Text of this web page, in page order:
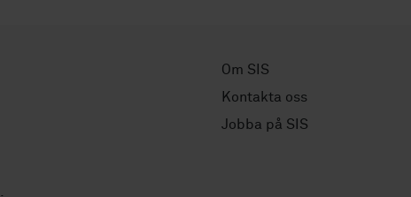
Om SIS
Kontakta oss
Jobba på SIS